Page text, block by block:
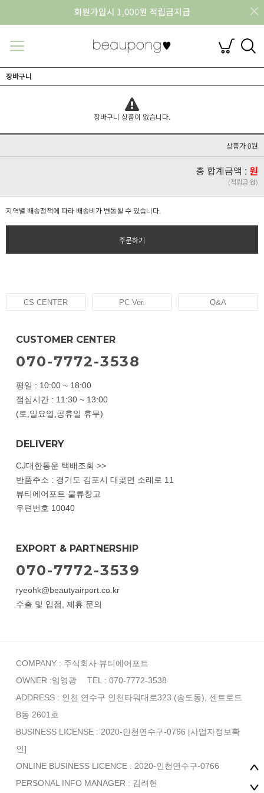
장바구니
장바구니 상품이 없습니다.
상품가 0원
총 합계금액 : 원
(적립금 원)
지역별 배송정책에 따라 배송비가 변동될 수 있습니다.
주문하기
CS CENTER PC Ver. Q&A
CUSTOMER CENTER
070-7772-3538
평일 : 10:00 ~ 18:00
점심시간 : 11:30 ~ 13:00
(토,일요일,공휴일 휴무)
DELIVERY
CJ대한통운 택배조회 >>
반품주소 : 경기도 김포시 대곶면 소래로 11
뷰티에어포트 물류창고
우편번호 10040
EXPORT & PARTNERSHIP
070-7772-3539
ryeohk@beautyairport.co.kr
수출 및 입점, 제휴 문의
COMPANY : 주식회사 뷰티에어포트
OWNER :임영광
TEL : 070-7772-3538
ADDRESS : 인천 연수구 인천타워대로323 (송도동), 센트로드
B동 2601호
BUSINESS LICENSE : 2020-인천연수구-0766 [사업자정보확
인]
ONLINE BUSINESS LICENCE : 2020-인천연수구-0766
PERSONAL INFO MANAGER : 김려현